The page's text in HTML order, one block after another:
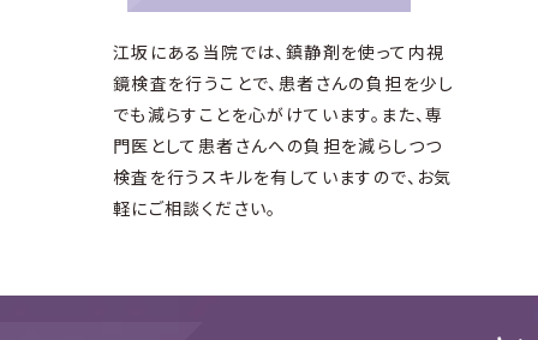
江坂にある当院では、鎮静剤を使って内視
鏡検査を行うことで、患者さんの負担を少し
でも減らすことを心がけています。また、専
門医として患者さんへの負担を減らしつつ
検査を行うスキルを有していますので、お気
軽にご相談ください。